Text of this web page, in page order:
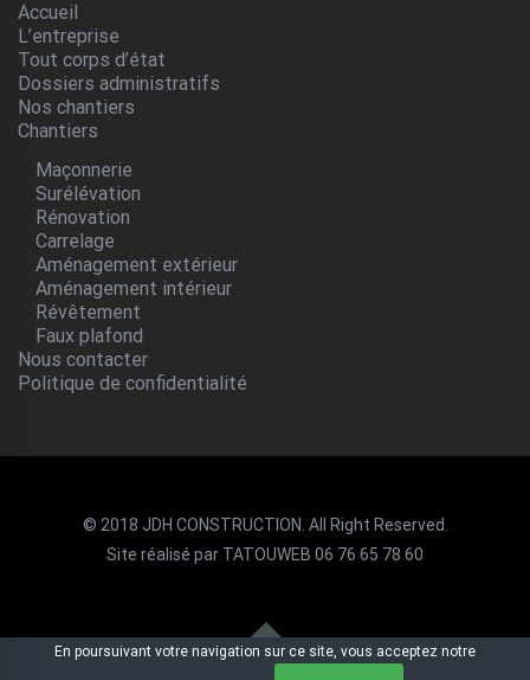
Accueil
L’entreprise
Tout corps d’état
Dossiers administratifs
Nos chantiers
Chantiers
Maçonnerie
Surélévation
Rénovation
Carrelage
Aménagement extérieur
Aménagement intérieur
Révêtement
Faux plafond
Nous contacter
Politique de confidentialité
© 2018 JDH CONSTRUCTION. All Right Reserved.
Site réalisé par TATOUWEB 06 76 65 78 60
En poursuivant votre navigation sur ce site, vous acceptez notre